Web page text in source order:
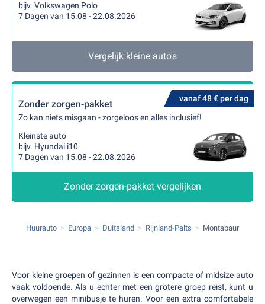
bijv. Volkswagen Polo
7 Dagen van 15.08 - 22.08.2026
Vergelijk kleine auto's
vanaf 48 € per dag
Zonder zorgen-pakket
Zo kan niets misgaan - zorgeloos en alles inclusief!
Kleinste auto
bijv. Hyundai i10
7 Dagen van 15.08 - 22.08.2026
Zonder zorgen-pakket vergelijken
Huurauto Europa Duitsland Rijnland-Palts Montabaur
Voor kleine groepen of gezinnen is een compacte of midsize auto
vaak voldoende. Als u echter met een grotere groep reist, kunt u
overwegen een minibusje te huren. Voor een extra comfortabele